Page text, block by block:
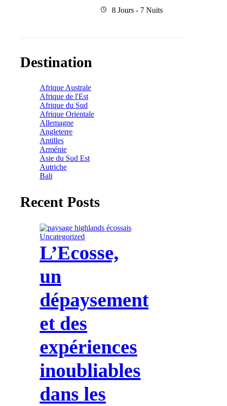
8 Jours - 7 Nuits
Destination
Afrique Australe
Afrique de l'Est
Afrique du Sud
Afrique Orientale
Allemagne
Angleterre
Antilles
Arménie
Asie du Sud Est
Autriche
Bali
Recent Posts
Uncategorized
L’Ecosse,
un
dépaysement
et des
expériences
inoubliables
dans les